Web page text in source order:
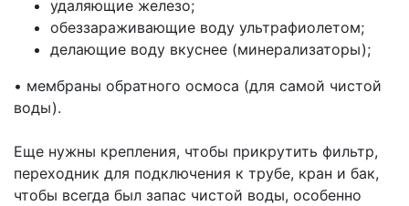
удаляющие железо;
обеззараживающие воду ультрафиолетом;
делающие воду вкуснее (минерализаторы);
• мембраны обратного осмоса (для самой чистой
воды).
Еще нужны крепления, чтобы прикрутить фильтр,
переходник для подключения к трубе, кран и бак,
чтобы всегда был запас чистой воды, особенно